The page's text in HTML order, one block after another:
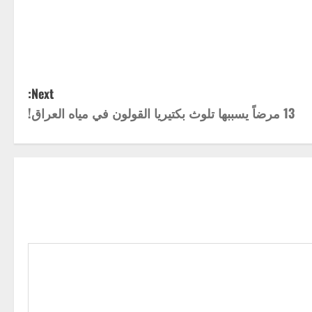
Next:
13 مرضاً يسببها تلوث بكتيريا القولون في مياه العراق!